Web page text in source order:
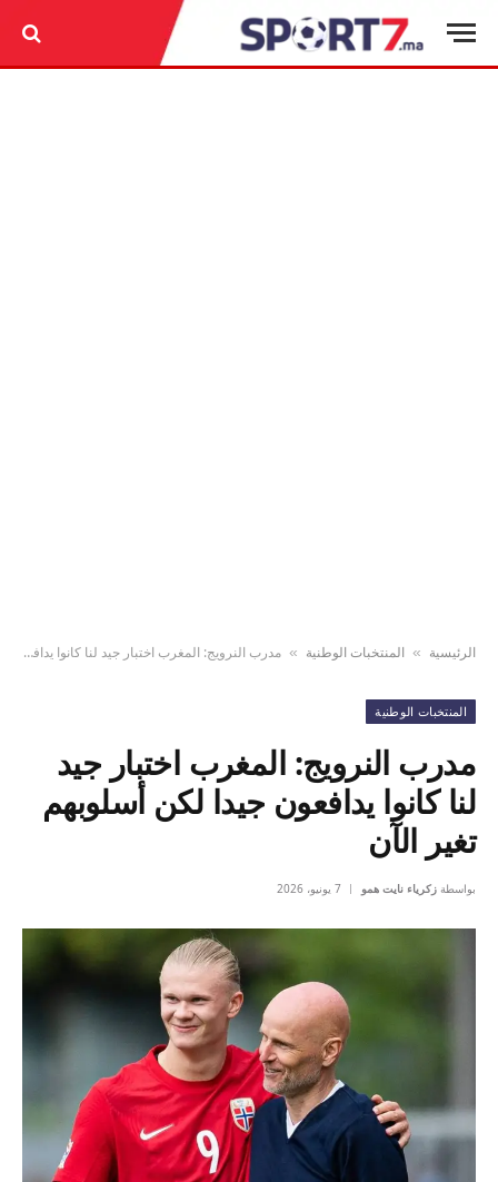
الرئيسية » المنتخبات الوطنية » مدرب النرويج: المغرب اختبار جيد لنا كانوا يدافعون جيدا لكن أسلوبهم تغير الآن
المنتخبات الوطنية
مدرب النرويج: المغرب اختبار جيد
لنا كانوا يدافعون جيدا لكن أسلوبهم
تغير الآن
بواسطة زكرياء نايت همو 7 يونيو، 2026